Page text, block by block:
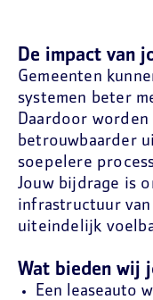
De impact van
Gemeenten
systemen beter
Daardoor
betrouwbaarder
soepelere
Jouw bijdrage is
infrastructuur
uiteindelijk
Wat bieden wij
Een leaseauto